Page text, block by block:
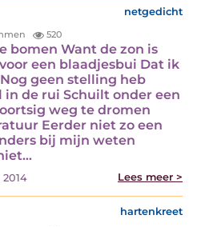
netgedicht
520
bomen Want de zon is
een blaadjesbui Dat ik
geen stelling heb
de rui Schuilt onder een
weg te dromen
Eerder niet zo een
bij mijn weten
Lees meer >
hartenkreet